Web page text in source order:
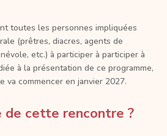
toutes les personnes impliquées
(prêtres, diacres, agents de
etc.) à participer à participer à
à la présentation de ce programme,
va commencer en janvier 2027.
de cette rencontre ?